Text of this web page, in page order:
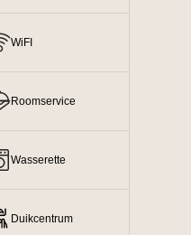
WiFI
Roomservice
Wasserette
Duikcentrum